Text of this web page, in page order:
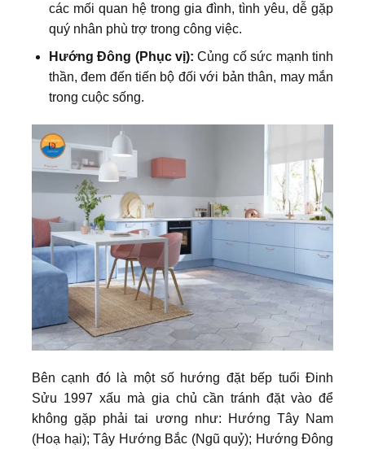
các mối quan hệ trong gia đình, tình yêu, dễ gặp
quý nhân phù trợ trong công việc.
Hướng Đông (Phục vị): Củng cố sức mạnh tinh
thần, đem đến tiến bộ đối với bản thân, may mắn
trong cuộc sống.
Bên cạnh đó là một số hướng đặt bếp tuổi Đinh
Sửu 1997 xấu mà gia chủ cần tránh đặt vào để
không gặp phải tai ương như: Hướng Tây Nam
(Hoạ hại); Tây Hướng Bắc (Ngũ quỷ); Hướng Đông